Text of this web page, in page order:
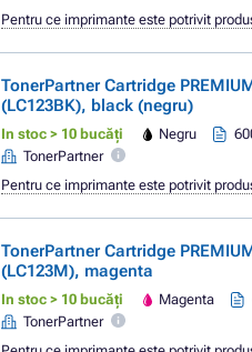
Pentru ce imprimante este potrivit
TonerPartner Cartridge
(LC123BK), black (negru)
In stoc > 10 bucăți Negru
TonerPartner
Pentru ce imprimante este potrivit
TonerPartner Cartridge
(LC123M), magenta
In stoc > 10 bucăți Magenta
TonerPartner